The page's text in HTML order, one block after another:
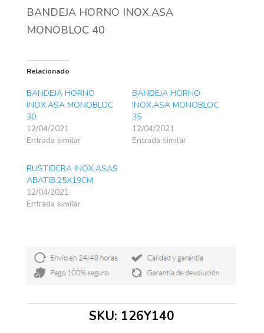
BANDEJA HORNO INOX.ASA
MONOBLOC 40
Relacionado
BANDEJA HORNO
INOX.ASA MONOBLOC
30
12/04/2021
Entrada similar
BANDEJA HORNO
INOX.ASA MONOBLOC
35
12/04/2021
Entrada similar
RUSTIDERA INOX.ASAS
ABATIB.25X19CM.
12/04/2021
Entrada similar
SKU: 126Y140